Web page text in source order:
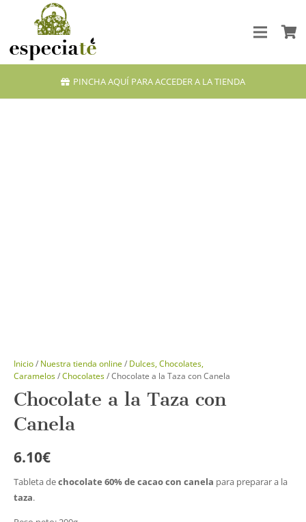
PINCHA AQUÍ PARA ACCEDER A LA TIENDA
Inicio/ Nuestra tienda online/ Dulces, Chocolates,
Caramelos/Chocolates/ Chocolate a la Taza con Canela
Chocolate a la Taza con
Canela
6.10€
Tableta dechocolate 60% de cacao con canela para preparar a la
taza.